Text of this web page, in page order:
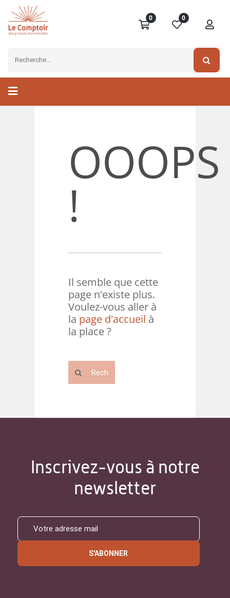
0 0
OOOPS
!
Il semble que cette
page n'existe plus.
Voulez-vous aller à
la page d'accueil à
la place ?
Inscrivez-vous à notre
newsletter
S'ABONNER